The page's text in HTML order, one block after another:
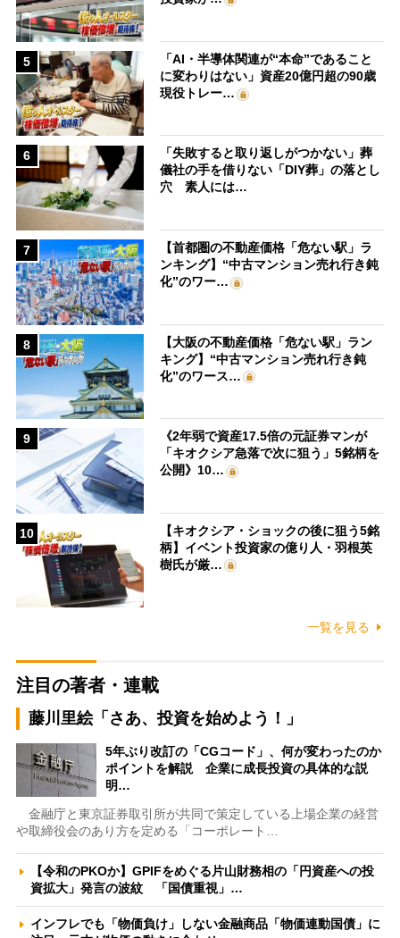
5
「AI・半導体関連が“本命”であること
に変わりはない」資産20億円超の90歳
現役トレー…
6
「失敗すると取り返しがつかない」葬
儀社の手を借りない「DIY葬」の落とし
穴 素人には…
7
【首都圏の不動産価格「危ない駅」ラ
ンキング】“中古マンション売れ行き鈍
化”のワー…
8
【大阪の不動産価格「危ない駅」ラン
キング】“中古マンション売れ行き鈍
化”のワース…
9
《2年弱で資産17.5倍の元証券マンが
「キオクシア急落で次に狙う」5銘柄を
公開》10…
10
【キオクシア・ショックの後に狙う5銘
柄】イベント投資家の億り人・羽根英
樹氏が厳…
一覧を見る
注目の著者・連載
藤川里絵「さあ、投資を始めよう！」
5年ぶり改訂の「CGコード」、何が変わったのか
ポイントを解説 企業に成長投資の具体的な説
明…
金融庁と東京証券取引所が共同で策定している上場企業の経営
や取締役会のあり方を定める「コーポレート…
【令和のPKOか】GPIFをめぐる片山財務相の「円資産への投
資拡大」発言の波紋 「国債重視」…
インフレでも「物価負け」しない金融商品「物価連動国債」に